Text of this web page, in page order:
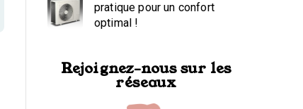
pratique pour un confort
optimal !
Rejoignez-nous sur les
réseaux